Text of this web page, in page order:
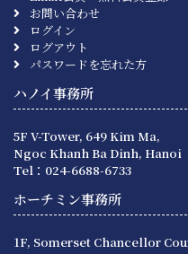
お問い合わせ
ログイン
ログアウト
パスワードを忘れた方
ハノイ事務所
5F V-Tower, 649 Kim Ma,
Ngoc Khanh Ba Dinh, Hanoi
Tel：024-6688-6733
ホーチミン事務所
1F, Somerset Chancellor